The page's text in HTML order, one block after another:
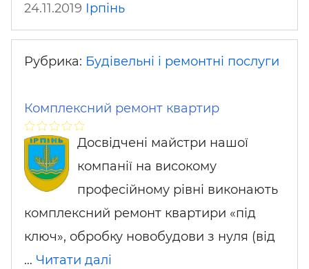
24.11.2019 Ірпінь
Рубрика: Будівельні і ремонтні послуги
Комплексний ремонт квартир
Досвідчені майстри нашої
компанії на високому
професійному рівні виконають
комплексний ремонт квартири «під
ключ», обробку новобудови з нуля (від
… Читати далі